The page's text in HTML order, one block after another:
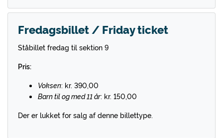
Fredagsbillet / Friday ticket
Ståbillet fredag til sektion 9
Pris:
Voksen: kr. 390,00
Barn til og med 11 år: kr. 150,00
Der er lukket for salg af denne billettype.